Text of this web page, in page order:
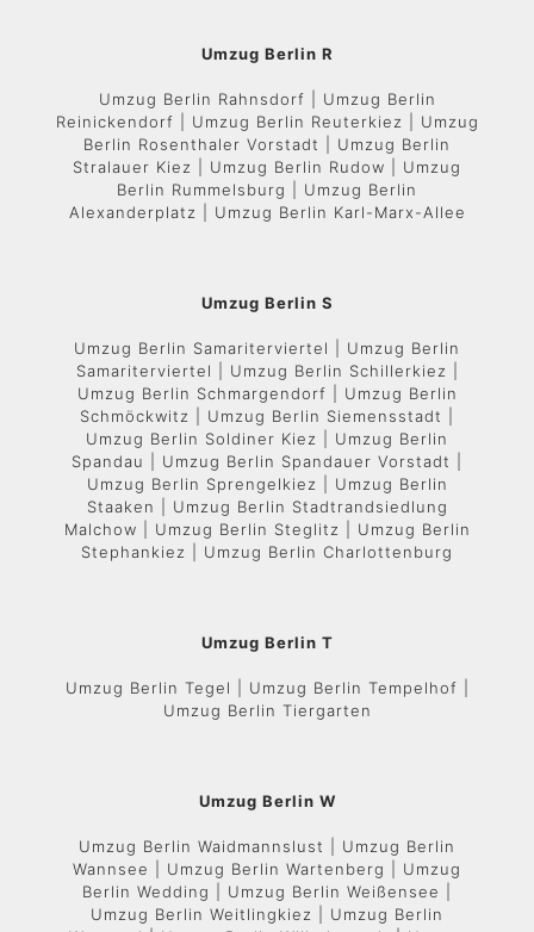
Umzug Berlin R
Umzug Berlin Rahnsdorf | Umzug Berlin
Reinickendorf | Umzug Berlin Reuterkiez | Umzug
Berlin Rosenthaler Vorstadt | Umzug Berlin
Stralauer Kiez | Umzug Berlin Rudow | Umzug
Berlin Rummelsburg | Umzug Berlin
Alexanderplatz | Umzug Berlin Karl-Marx-Allee
Umzug Berlin S
Umzug Berlin Samariterviertel | Umzug Berlin
Samariterviertel | Umzug Berlin Schillerkiez |
Umzug Berlin Schmargendorf | Umzug Berlin
Schmöckwitz | Umzug Berlin Siemensstadt |
Umzug Berlin Soldiner Kiez | Umzug Berlin
Spandau | Umzug Berlin Spandauer Vorstadt |
Umzug Berlin Sprengelkiez | Umzug Berlin
Staaken | Umzug Berlin Stadtrandsiedlung
Malchow | Umzug Berlin Steglitz | Umzug Berlin
Stephankiez | Umzug Berlin Charlottenburg
Umzug Berlin T
Umzug Berlin Tegel | Umzug Berlin Tempelhof |
Umzug Berlin Tiergarten
Umzug Berlin W
Umzug Berlin Waidmannslust | Umzug Berlin
Wannsee | Umzug Berlin Wartenberg | Umzug
Berlin Wedding | Umzug Berlin Weißensee |
Umzug Berlin Weitlingkiez | Umzug Berlin